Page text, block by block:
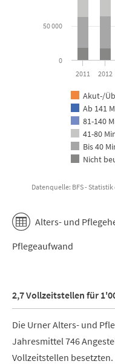
Akut-/
Ab 141
81-140
41-80
Bis 40
Nicht
2011 2012
0
50 000
Datenquelle: BFS -
Alters- und
Pflegeaufwand
2,7 Vollzeitstellen für
Die Urner Alters- und
Jahresmittel 746
Vollzeitstellen